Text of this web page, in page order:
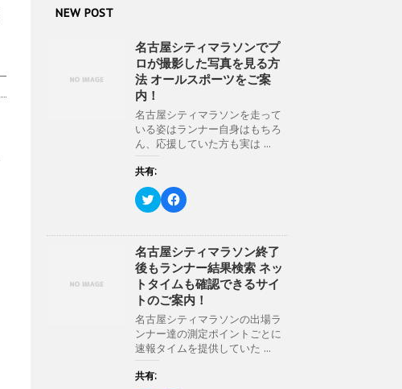
NEW POST
名古屋シティマラソンでプ
ロが撮影した写真を見る方
法 オールスポーツをご案
内！
名古屋シティマラソンを走って
いる姿はランナー自身はもちろ
ん、応援していた方も実は ...
共有:
ク
リ
し
て
T
w
i
t
t
e
r
で
共
有
新
F
a
b
o
o
k
で
共
有
す
る
に
は
ク
名古屋シティマラソン終了
後もランナー結果検索 ネッ
トタイムも確認できるサイ
トのご案内！
名古屋シティマラソンの出場ラ
ンナー達の測定ポイントごとに
速報タイムを提供していた ...
共有: